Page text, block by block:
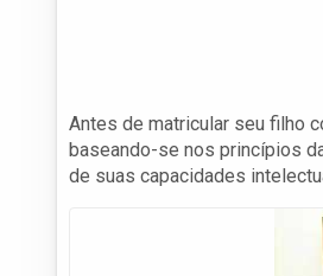
Antes de matricular seu filho
baseando-se nos princípios
de suas capacidades